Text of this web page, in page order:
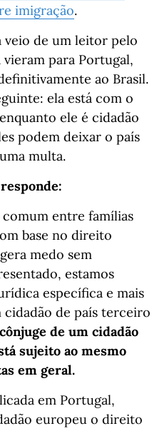
imigração.
veio de um leitor pelo
vieram para Portugal,
ao Brasil.
ela está com o
ele é cidadão
podem deixar o país
multa.
comum entre famílias
base no direito
medo sem
estamos
específica e mais
cidadão de país terceiro
de um cidadão
sujeito ao mesmo
em geral.
em Portugal,
europeu o direito